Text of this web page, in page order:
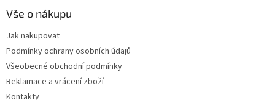
Vše o nákupu
Jak nakupovat
Podmínky ochrany osobních údajů
Všeobecné obchodní podmínky
Reklamace a vrácení zboží
Kontakty